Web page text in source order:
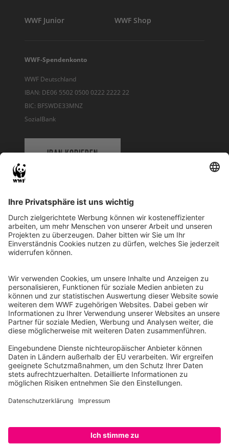
WWF Junior WWF Shop
WWF-Spendenkonto
WWF Deutschland
IBAN: DE06 5502 0500 0222 2222 22
BIC: BFSWDE33MNZ
SozialBank
IBAN KOPIEREN
WWF Deutschland
Reinhardtstr. 18
10117 Berlin
Ihre Spende kann steuerlich geltend gemacht werden
Registriert als Stiftung WWF Deutschland, Senatsverwaltung für
Justiz Berlin, Az: 3416/976/2
Umsatzsteuer-Identifikationsnummer: DE 114236103
Freistellungsbescheid: Als gemeinnützige Körperschaft befreit
von der Körperschaftssteuer gem. §5 I 9 KStg. unter der
Steuernummer 27/641/09321